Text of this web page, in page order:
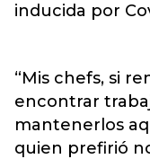
inducida por
“Mis chefs, si
encontrar
mantenerlos
quien prefirió